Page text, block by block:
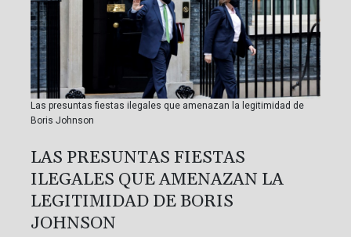
Las presuntas fiestas ilegales que amenazan la legitimidad de
Boris Johnson
LAS PRESUNTAS FIESTAS
ILEGALES QUE AMENAZAN LA
LEGITIMIDAD DE BORIS
JOHNSON